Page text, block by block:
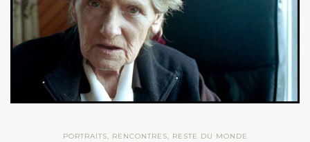
PORTRAITS, RENCONTRES, RESTE DU MONDE